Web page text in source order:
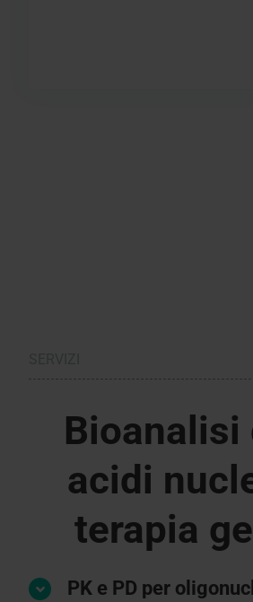
Bioanalisi
acidi
terapia
PK e PD per